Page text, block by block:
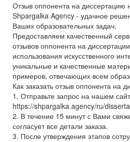
Отзыв оппонента на диссертацию
Shpargalka Agency - удачное
Ваших образовательных задач.
Предоставляем качественный
отзывов оппонента на
использования искусственного
уникальные и качественные
примеров, отвечающих всем
Как заказать отзыв оппонента на
1. Отправьте запрос на нашем
https://shpargalka.agency/ru/
2. В течение 15 минут с Вами
согласует все детали заказа.
3. После утверждения этапов